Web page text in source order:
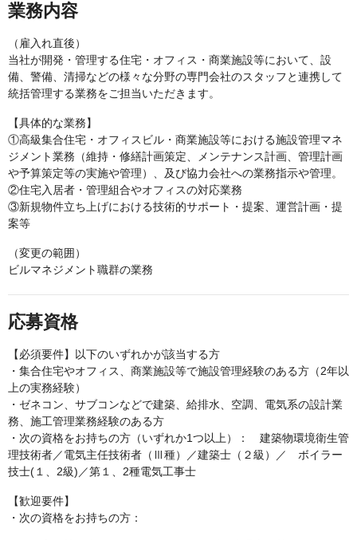
業務内容
（雇入れ直後）
当社が開発・管理する住宅・オフィス・商業施設等において、設
備、警備、清掃などの様々な分野の専門会社のスタッフと連携して
統括管理する業務をご担当いただきます。
【具体的な業務】
①高級集合住宅・オフィスビル・商業施設等における施設管理マネ
ジメント業務（維持・修繕計画策定、メンテナンス計画、管理計画
や予算策定等の実施や管理）、及び協力会社への業務指示や管理。
②住宅入居者・管理組合やオフィスの対応業務
③新規物件立ち上げにおける技術的サポート・提案、運営計画・提
案等
（変更の範囲）
ビルマネジメント職群の業務
応募資格
【必須要件】以下のいずれかが該当する方
・集合住宅やオフィス、商業施設等で施設管理経験のある方（2年以
上の実務経験）
・ゼネコン、サブコンなどで建築、給排水、空調、電気系の設計業
務、施工管理業務経験のある方
・次の資格をお持ちの方（いずれか1つ以上）： 建築物環境衛生管
理技術者／電気主任技術者（Ⅲ種）／建築士（２級）／ ボイラー
技士(１、2級)／第１、2種電気工事士
【歓迎要件】
・次の資格をお持ちの方：